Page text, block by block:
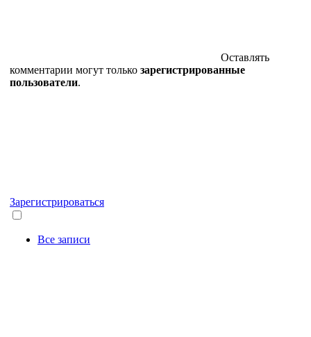
Оставлять
комментарии могут только зарегистрированные
пользователи.
Зарегистрироваться
Все записи